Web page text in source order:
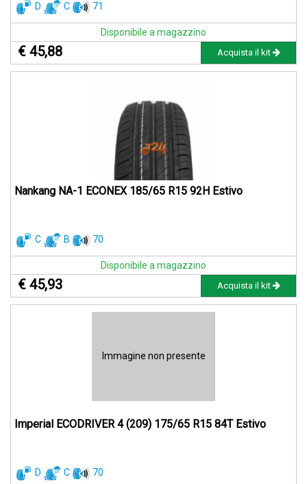
D C 71
Disponibile a magazzino
€ 45,88 Acquista il kit
Nankang NA-1 ECONEX 185/65 R15 92H Estivo
C B 70
Disponibile a magazzino
€ 45,93 Acquista il kit
Immagine non presente
Imperial ECODRIVER 4 (209) 175/65 R15 84T Estivo
D C 70